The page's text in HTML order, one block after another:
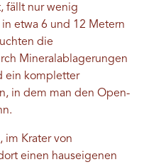
fällt nur wenig
etwa 6 und 12 Metern
die
Mineralablagerungen
ein kompletter
in dem man den Open-
im Krater von
einen hauseigenen